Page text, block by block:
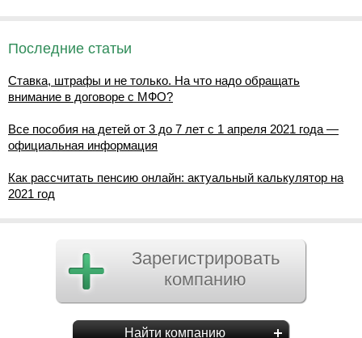
Последние статьи
Ставка, штрафы и не только. На что надо обращать
внимание в договоре с МФО?
Все пособия на детей от 3 до 7 лет с 1 апреля 2021 года —
официальная информация
Как рассчитать пенсию онлайн: актуальный калькулятор на
2021 год
Зарегистрировать
компанию
Найти компанию